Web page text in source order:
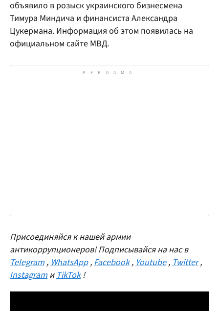
объявило в розыск украинского бизнесмена
Тимура Миндича и финансиста Александра
Цукермана. Информация об этом появилась на
официальном сайте МВД.
Присоединяйся к нашей армии
антикоррупционеров! Подписывайся на нас в
Telegram ,WhatsApp ,Facebook ,Youtube ,Twitter ,
Instagram иTikTok !